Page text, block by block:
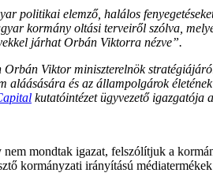
politikai elemző, halálos
kormány oltási terveiről szólva,
járhat Orbán Viktorra nézve”.
Orbán Viktor miniszterelnök
aláásására és az állampolgárok
kutatóintézet ügyvezető igazgatója
mondtak igazat, felszólítjuk a
kormányzati irányítású